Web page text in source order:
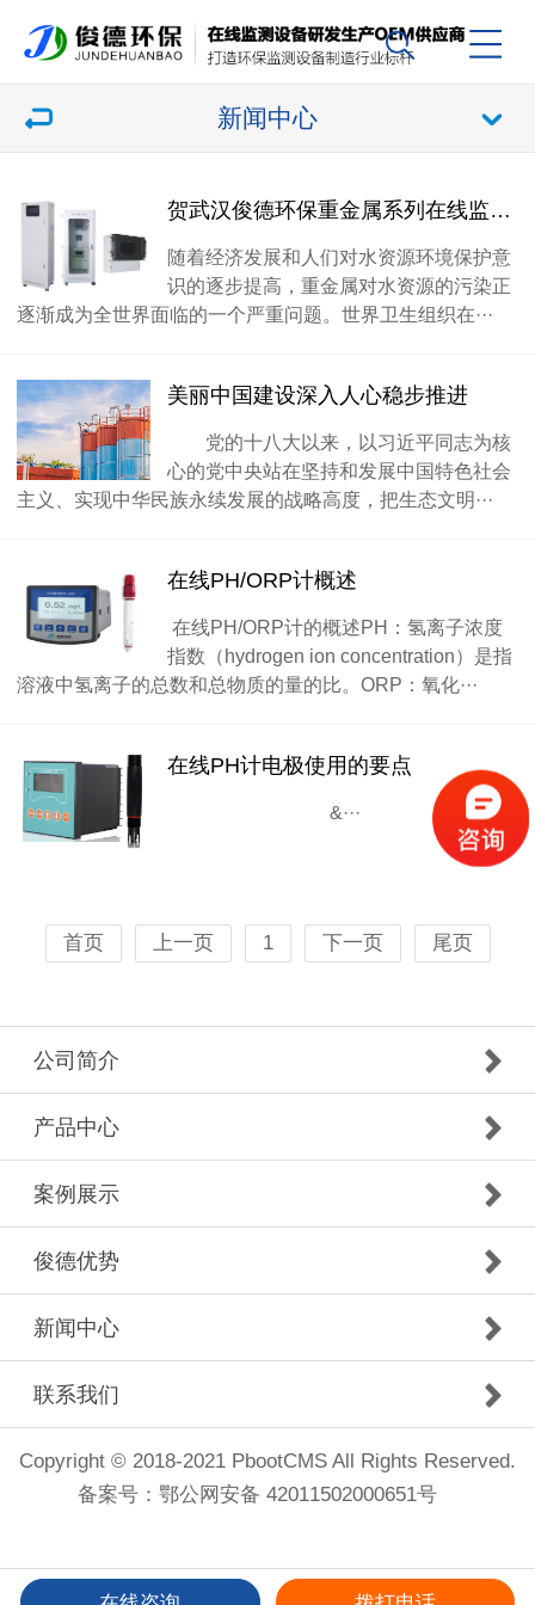
新闻中心
贺武汉俊德环保重金属系列在线监测仪器批量出货
随着经济发展和人们对水资源环境保护意
识的逐步提高，重金属对水资源的污染正
逐渐成为全世界面临的一个严重问题。世界卫生组织在···
美丽中国建设深入人心稳步推进
党的十八大以来，以习近平同志为核
心的党中央站在坚持和发展中国特色社会
主义、实现中华民族永续发展的战略高度，把生态文明···
在线PH/ORP计概述
在线PH/ORP计的概述PH：氢离子浓度
指数（hydrogen ion concentration）是指
溶液中氢离子的总数和总物质的量的比。ORP：氧化···
在线PH计电极使用的要点
&···
首页 上一页 1 下一页 尾页
公司简介
产品中心
案例展示
俊德优势
新闻中心
联系我们
Copyright © 2018-2021 PbootCMS All Rights Reserved.
备案号： 鄂公网安备 42011502000651号